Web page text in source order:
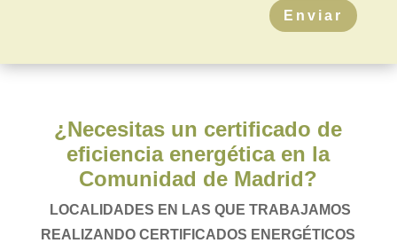
Enviar
¿Necesitas un certificado de
eficiencia energética en la
Comunidad de Madrid?
LOCALIDADES EN LAS QUE TRABAJAMOS
REALIZANDO CERTIFICADOS ENERGÉTICOS